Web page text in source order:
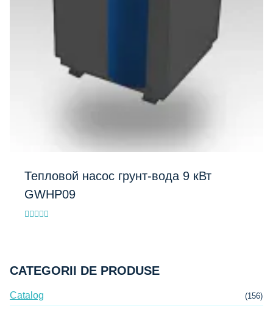
Тепловой насос грунт-вода 9 кВт
GWHP09
CATEGORII DE PRODUSE
Catalog (156)